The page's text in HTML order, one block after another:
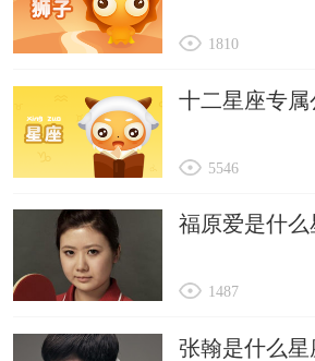
1810
十二星座专属
5546
福原爱是什么
1487
张翰是什么星